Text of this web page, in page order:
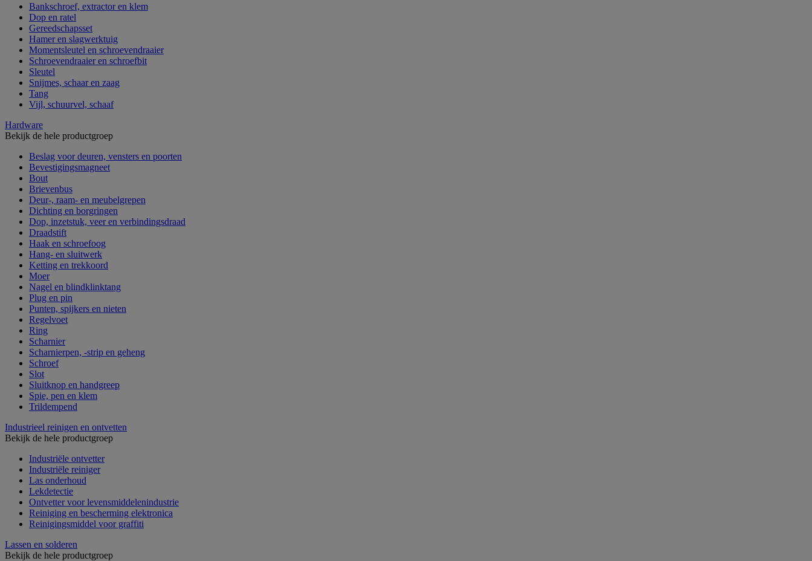
Bankschroef, extractor en klem
Dop en ratel
Gereedschapsset
Hamer en slagwerktuig
Momentsleutel en schroevendraaier
Schroevendraaier en schroefbit
Sleutel
Snijmes, schaar en zaag
Tang
Vijl, schuurvel, schaaf
Hardware
Bekijk de hele productgroep
Beslag voor deuren, vensters en poorten
Bevestigingsmagneet
Bout
Brievenbus
Deur-, raam- en meubelgrepen
Dichting en borgringen
Dop, inzetstuk, veer en verbindingsdraad
Draadstift
Haak en schroefoog
Hang- en sluitwerk
Ketting en trekkoord
Moer
Nagel en blindklinktang
Plug en pin
Punten, spijkers en nieten
Regelvoet
Ring
Scharnier
Scharnierpen, -strip en geheng
Schroef
Slot
Sluitknop en handgreep
Spie, pen en klem
Trildempend
Industrieel reinigen en ontvetten
Bekijk de hele productgroep
Industriële ontvetter
Industriële reiniger
Las onderhoud
Lekdetectie
Ontvetter voor levensmiddelenindustrie
Reiniging en bescherming elektronica
Reinigingsmiddel voor graffiti
Lassen en solderen
Bekijk de hele productgroep